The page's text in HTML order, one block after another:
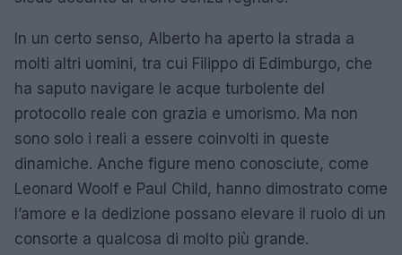
In un certo senso, Alberto ha aperto la strada a
molti altri uomini, tra cui Filippo di Edimburgo, che
ha saputo navigare le acque turbolente del
protocollo reale con grazia e umorismo. Ma non
sono solo i reali a essere coinvolti in queste
dinamiche. Anche figure meno conosciute, come
Leonard Woolf e Paul Child, hanno dimostrato come
l’amore e la dedizione possano elevare il ruolo di un
consorte a qualcosa di molto più grande.